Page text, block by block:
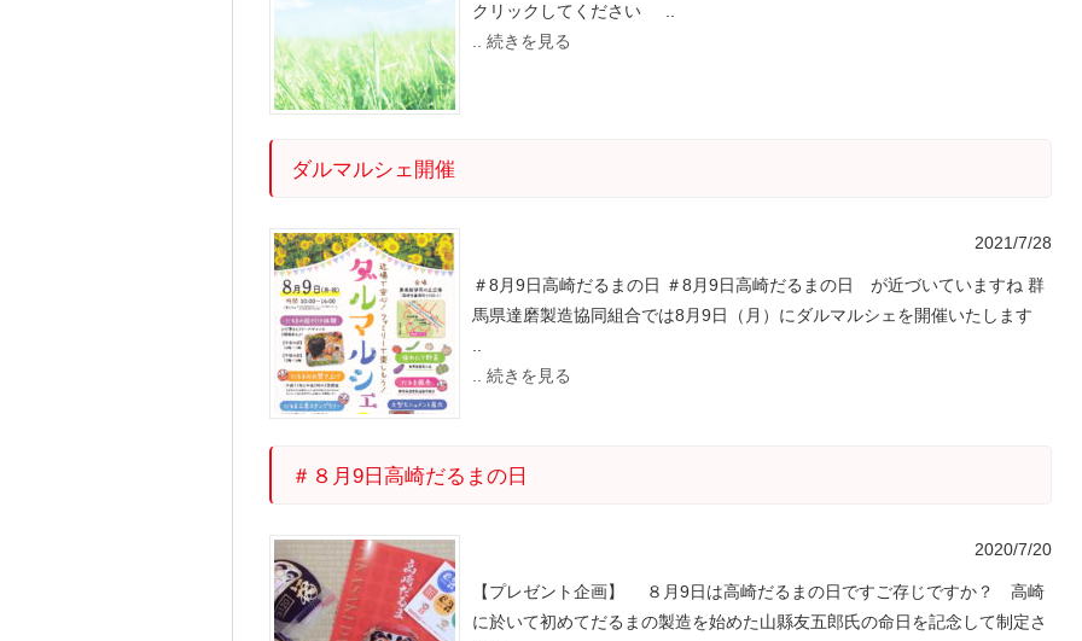
クリックしてください ..
.. 続きを見る
ダルマルシェ開催
2021/7/28
＃8月9日高崎だるまの日 ＃8月9日高崎だるまの日 が近づいていますね 群
馬県達磨製造協同組合では8月9日（月）にダルマルシェを開催いたします
.. 続きを見る
＃８月9日高崎だるまの日
2020/7/20
【プレゼント企画】 ８月9日は高崎だるまの日ですご存じですか？ 高崎
に於いて初めてだるまの製造を始めた山縣友五郎氏の命日を記念して制定さ